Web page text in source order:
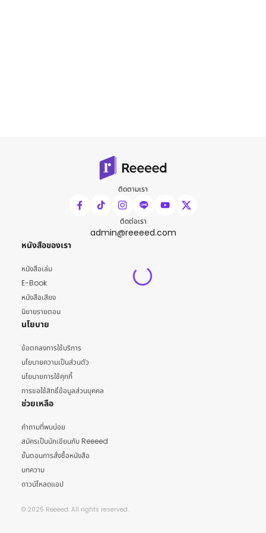
ติดตามเรา
ติดต่อเรา
admin@reeeed.com
หนังสือของเรา
หนังสือเล่ม
E-Book
หนังสือเสียง
นิยายรายตอน
นโยบาย
ข้อตกลงการใช้บริการ
นโยบายความเป็นส่วนตัว
นโยบายการใช้คุกกี้
การขอใช้สิทธิ์ข้อมูลส่วนบุคคล
ช่วยเหลือ
คำถามที่พบบ่อย
สมัครเป็นนักเขียนกับ Reeeed
ขั้นตอนการสั่งซื้อหนังสือ
บทความ
ดาวน์โหลดแอป
© 2025 Reeeed. All rights reserved.